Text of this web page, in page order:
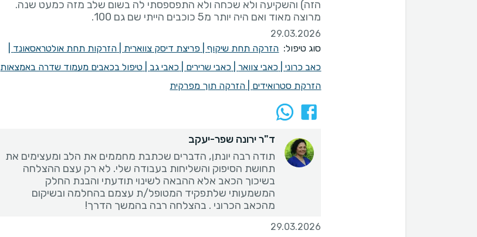
מרוצה מאוד ואם היה יותר מ5 כוכבים הייתי שם גם 100.
29.03.2026
סוג טיפול: הזרקה תחת שיקוף| פריצת דיסק צווארית הזרקות תחת אולטראסאונד
כאב כרוני| כאבי צוואר| כאבי שרירים כאבי גב
טיפול בכאבים מעמוד שדרה באמצאות
הזרקת סטרואידים
הזרקה תוך מפרקית
ד"ר ירונה שפר-יעקב
תודה רבה יונתן, הדברים שכתבת מחממים את הלב ומעצימים את
תחושת הסיפוק והשליחות בעבודה שלי. לא רק עצם ההצלחה
בשיכוך הכאב אלא ההבאה לשינוי תודעתי והבנת החלק
המשמעותי שלתפקיד המטופל/ת עצמם בהחלמה ובשיקום
מהכאב הכרוני . בהצלחה רבה בהמשך הדרך!
29.03.2026